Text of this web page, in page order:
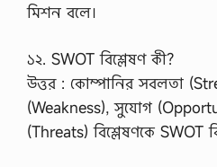
মিশন বলে।
১২. SWOT বিশ্লেষণ কী?
উত্তর : কোম্পানির সবলতা
(Weakness), সুযোগ
(Threats) বিশ্লেষণকে SWOT